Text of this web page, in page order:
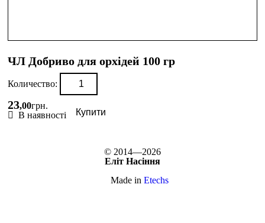
ЧЛ Добриво для орхідей 100 гр
Количество:
23,00грн.
В наявності
Купити
© 2014—2026
Еліт Насіння
Made in Etechs